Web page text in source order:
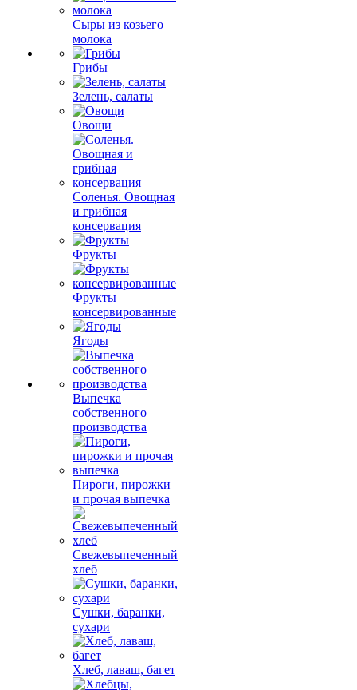
Сыры из козьего
молока
Грибы
Зелень, салаты
Овощи
Соленья. Овощная
и грибная
консервация
Фрукты
Фрукты
консервированные
Ягоды
Выпечка
собственного
производства
Пироги, пирожки
и прочая выпечка
Свежевыпеченный
хлеб
Сушки, баранки,
сухари
Хлеб, лаваш, багет